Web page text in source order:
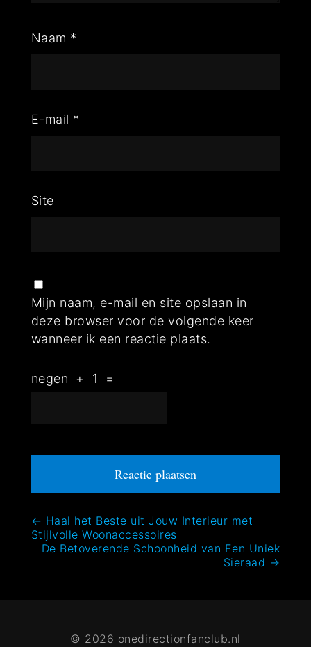
Naam *
E-mail *
Site
Mijn naam, e-mail en site opslaan in
deze browser voor de volgende keer
wanneer ik een reactie plaats.
negen + 1 =
Bericht
navigatie
← Haal het Beste uit Jouw Interieur met
Stijlvolle Woonaccessoires
De Betoverende Schoonheid van Een Uniek
Sieraad →
© 2026 onedirectionfanclub.nl